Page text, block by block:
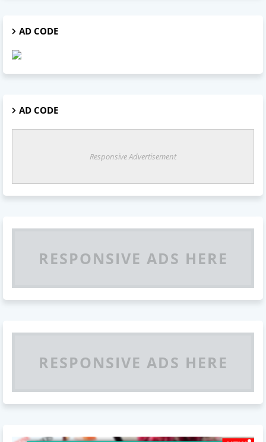
AD CODE
AD CODE
Responsive Advertisement
RESPONSIVE ADS HERE
RESPONSIVE ADS HERE